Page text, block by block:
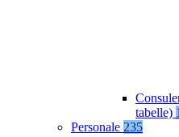
tabelle)
Personale 235